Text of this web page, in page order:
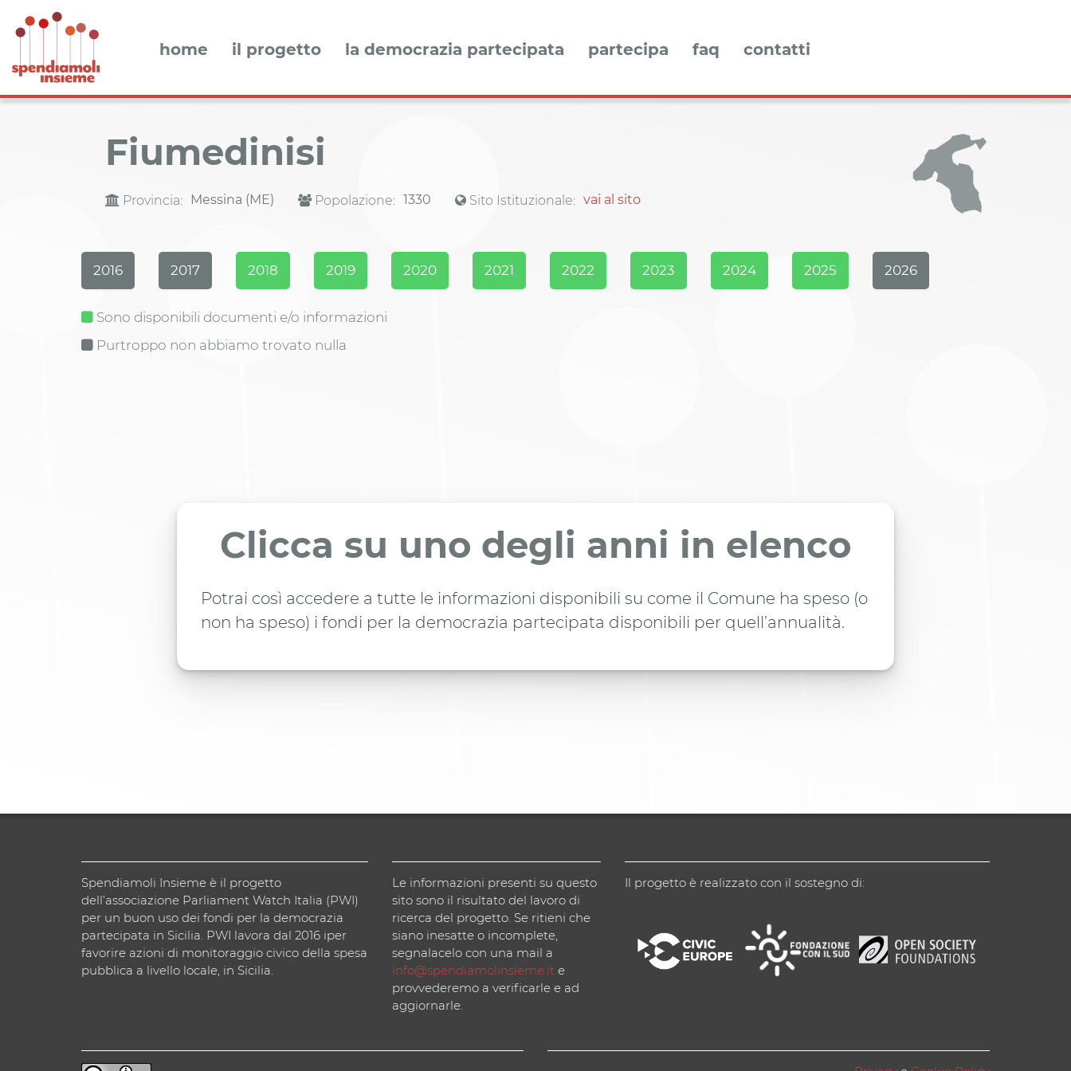
home il progetto la democrazia partecipata partecipa faq contatti
Fiumedinisi
Provincia: Messina (ME) Popolazione: 1330 Sito Istituzionale: vai al sito
2016 2017 2018 2019 2020 2021 2022 2023 2024 2025 2026
Sono disponibili documenti e/o informazioni
Purtroppo non abbiamo trovato nulla
Clicca su uno degli anni in elenco
Potrai così accedere a tutte le informazioni disponibili su come il Comune ha speso (o
non ha speso) i fondi per la democrazia partecipata disponibili per quell’annualità.
Spendiamoli Insieme è il progetto
dell’associazione Parliament Watch Italia (PWI)
per un buon uso dei fondi per la democrazia
partecipata in Sicilia. PWI lavora dal 2016 iper
favorire azioni di monitoraggio civico della spesa
pubblica a livello locale, in Sicilia.
Le informazioni presenti su questo
sito sono il risultato del lavoro di
ricerca del progetto. Se ritieni che
siano inesatte o incomplete,
segnalacelo con una mail a
info@spendiamolinsieme.ite
provvederemo a verificarle e ad
aggiornarle.
Il progetto è realizzato con il sostegno di: